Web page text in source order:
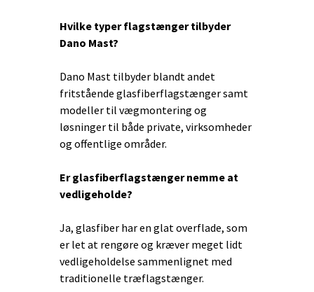
Hvilke typer flagstænger tilbyder
Dano Mast?
Dano Mast tilbyder blandt andet
fritstående glasfiberflagstænger samt
modeller til vægmontering og
løsninger til både private, virksomheder
og offentlige områder.
Er glasfiberflagstænger nemme at
vedligeholde?
Ja, glasfiber har en glat overflade, som
er let at rengøre og kræver meget lidt
vedligeholdelse sammenlignet med
traditionelle træflagstænger.